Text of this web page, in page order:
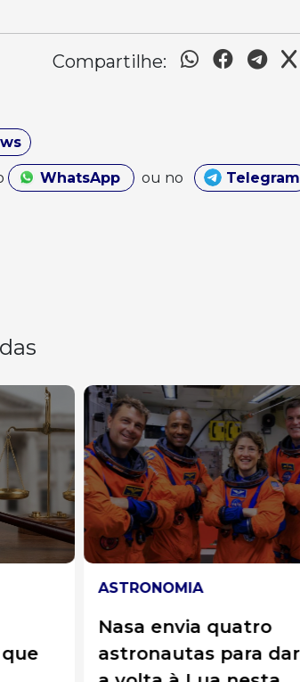
Compartilhe:
WhatsApp ou no Telegram
ASTRONOMIA
Nasa envia quatro
astronautas para dar